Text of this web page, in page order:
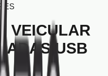
VEICULAR
USB